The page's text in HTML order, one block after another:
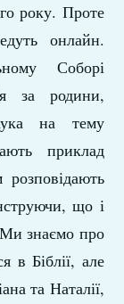
року. Проте
онлайн.
Соборі
за родини,
на тему
приклад
що і
знаємо про
в Біблії, але
та Наталії,